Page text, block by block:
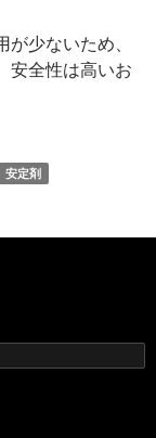
少ないため、
安全性は高いお
安定剤